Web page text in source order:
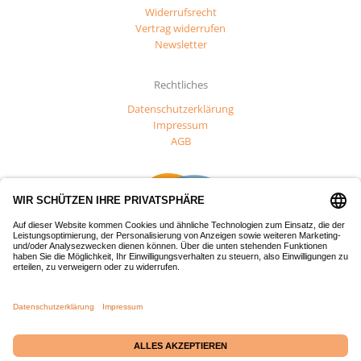
Widerrufsrecht
Vertrag widerrufen
Newsletter
Rechtliches
Datenschutzerklärung
Impressum
AGB
regionale Entwicklung (EFRE) gefördert.